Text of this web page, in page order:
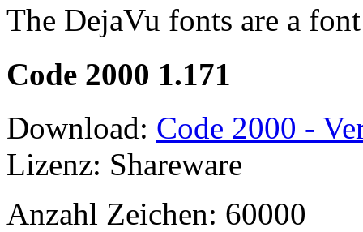
The DejaVu fonts are a
Code 2000 1.171
Download: Code 2000 -
Lizenz: Shareware
Anzahl Zeichen: 60000